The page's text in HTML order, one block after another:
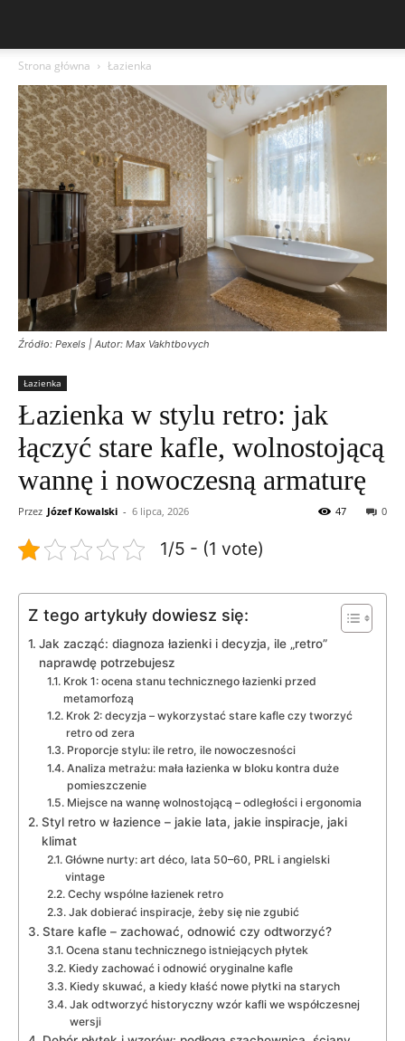
Strona główna Łazienka
Źródło: Pexels | Autor: Max Vakhtbovych
Łazienka
Łazienka w stylu retro: jak
łączyć stare kafle, wolnostojącą
wannę i nowoczesną armaturę
Przez Józef Kowalski - 6 lipca, 2026 0
47
1/5 - (1 vote)
Z tego artykuły dowiesz się:
Jak zacząć: diagnoza łazienki i decyzja, ile „retro”
naprawdę potrzebujesz
Krok 1: ocena stanu technicznego łazienki przed
metamorfozą
Krok 2: decyzja – wykorzystać stare kafle czy tworzyć
retro od zera
Proporcje stylu: ile retro, ile nowoczesności
Analiza metrażu: mała łazienka w bloku kontra duże
pomieszczenie
Miejsce na wannę wolnostojącą – odległości i ergonomia
Styl retro w łazience – jakie lata, jakie inspiracje, jaki
klimat
Główne nurty: art déco, lata 50–60, PRL i angielski
vintage
Cechy wspólne łazienek retro
Jak dobierać inspiracje, żeby się nie zgubić
Stare kafle – zachować, odnowić czy odtworzyć?
Ocena stanu technicznego istniejących płytek
Kiedy zachować i odnowić oryginalne kafle
Kiedy skuwać, a kiedy kłaść nowe płytki na starych
Jak odtworzyć historyczny wzór kafli we współczesnej
wersji